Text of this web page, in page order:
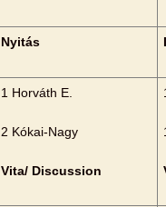
Nyitás
1 Horváth E.
2 Kókai-Nagy
Vita/ Discussion